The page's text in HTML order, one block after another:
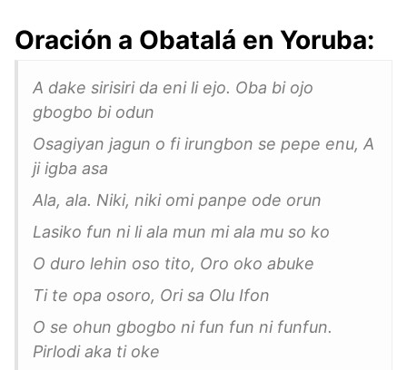
Oración a Obatalá en Yoruba:
A dake sirisiri da eni li ejo. Oba bi ojo
gbogbo bi odun
Osagiyan jagun o fi irungbon se pepe enu, A
ji igba asa
Ala, ala. Niki, niki omi panpe ode orun
Lasiko fun ni li ala mun mi ala mu so ko
O duro lehin oso tito, Oro oko abuke
Ti te opa osoro, Ori sa Olu Ifon
O se ohun gbogbo ni fun fun ni funfun.
Pirlodi aka ti oke